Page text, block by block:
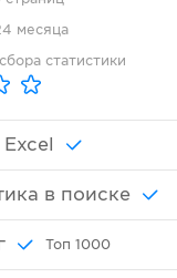
месяца
статистики
в поиске
Топ 1000